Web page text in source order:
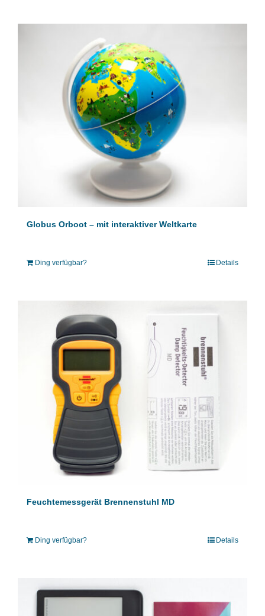
Globus Orboot – mit interaktiver Weltkarte
Ding verfügbar? Details
Feuchtemessgerät Brennenstuhl MD
Ding verfügbar? Details